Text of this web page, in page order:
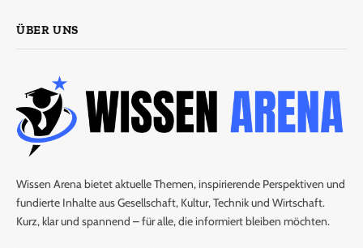
ÜBER UNS
Wissen Arena bietet aktuelle Themen, inspirierende Perspektiven und
fundierte Inhalte aus Gesellschaft, Kultur, Technik und Wirtschaft.
Kurz, klar und spannend – für alle, die informiert bleiben möchten.